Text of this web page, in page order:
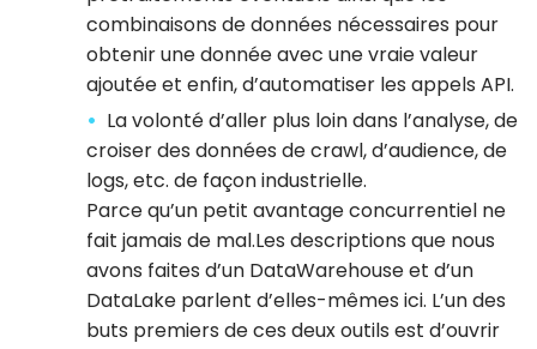
combinaisons de données nécessaires pour
obtenir une donnée avec une vraie valeur
ajoutée et enfin, d’automatiser les appels API.
La volonté d’aller plus loin dans l’analyse, de
croiser des données de crawl, d’audience, de
logs, etc. de façon industrielle.
Parce qu’un petit avantage concurrentiel ne
fait jamais de mal.Les descriptions que nous
avons faites d’un DataWarehouse et d’un
DataLake parlent d’elles-mêmes ici. L’un des
buts premiers de ces deux outils est d’ouvrir